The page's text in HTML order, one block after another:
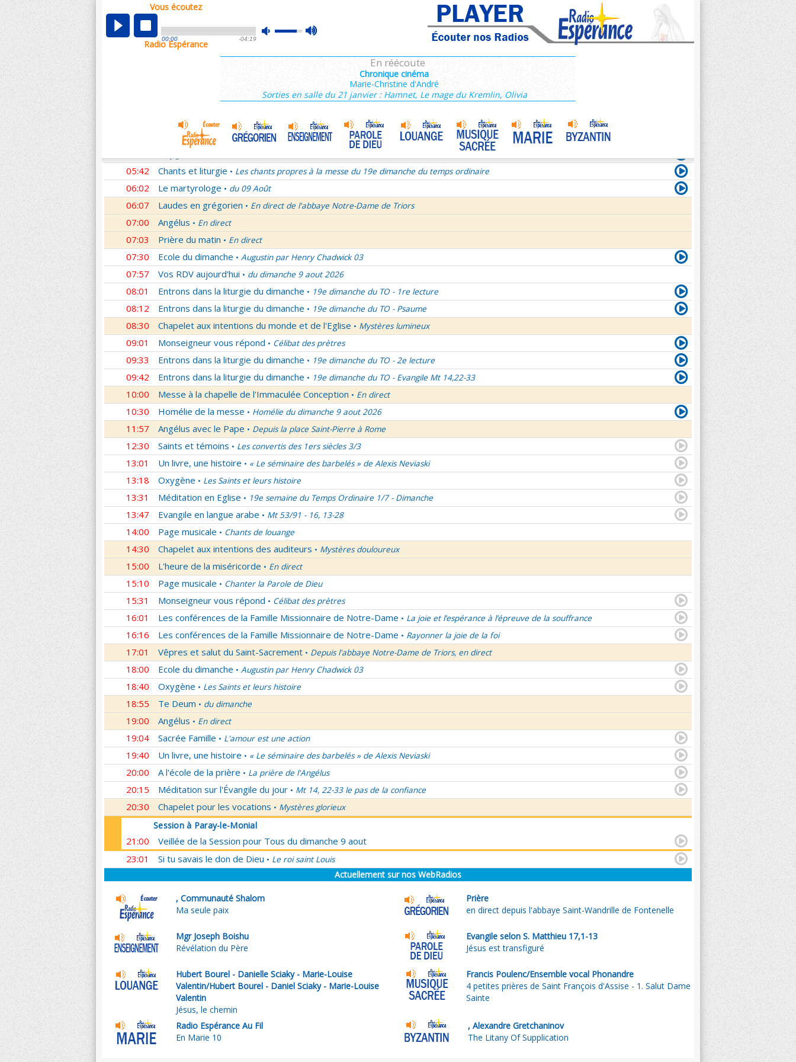
Vous écoutez
mute
max
00:00 -04:19
Radio Espérance
En réécoute
Chronique cinéma
Marie-Christine d'André
Sorties en salle du 21 janvier : Hamnet, Le mage du Kremlin, Olivia
00:07
01:00 Ecole du dimanche • Augustin par Henry Chadwick 03
01:30 Audience du Pape
19e semaine du Temps Ordinaire 1/7 - Dimanche
Les conférences de la Famille Missionnaire de Notre-Dame • Témoin de la joie au travail
Nouveau Testament • Lettre aux Galates et lettre aux Philippiens
Si tu savais le don de Dieu La volonté de Dieu et moi et moi et moi ! 2/2
Monseigneur vous répond • Célibat des prètres
05:42 Chants et liturgie • Les chants propres à la messe du 19e dimanche du temps ordinaire
06:02 Le martyrologe • du 09 Août
06:07 Laudes en grégorien • En direct de l'abbaye Notre-Dame de Triors
07:00 Angélus • En direct
07:03 Prière du matin • En direct
07:30 Ecole du dimanche • Augustin par Henry Chadwick 03
07:57 Vos RDV aujourd'hui • du dimanche 9 aout 2026
08:01 Entrons dans la liturgie du dimanche • 19e dimanche du TO - 1re lecture
08:12 Entrons dans la liturgie du dimanche • 19e dimanche du TO - Psaume
08:30 Chapelet aux intentions du monde et de l'Eglise • Mystères lumineux
09:01 Monseigneur vous répond • Célibat des prètres
09:33 Entrons dans la liturgie du dimanche • 19e dimanche du TO - 2e lecture
09:42 Entrons dans la liturgie du dimanche • 19e dimanche du TO - Evangile Mt 14,22-33
10:00 Messe à la chapelle de l'Immaculée Conception • En direct
10:30 Homélie de la messe • Homélie du dimanche 9 aout 2026
11:57 Angélus avec le Pape • Depuis la place Saint-Pierre à Rome
12:30 Saints et témoins • Les convertis des 1ers siècles 3/3
13:01 Un livre, une histoire • « Le séminaire des barbelés » de Alexis Neviaski
13:18 Oxygène • Les Saints et leurs histoire
13:31 Méditation en Eglise • 19e semaine du Temps Ordinaire 1/7 - Dimanche
13:47 Evangile en langue arabe • Mt 53/91 - 16, 13-28
14:00 Page musicale • Chants de louange
14:30 Chapelet aux intentions des auditeurs • Mystères douloureux
15:00 L'heure de la miséricorde • En direct
15:10 Page musicale • Chanter la Parole de Dieu
15:31 Monseigneur vous répond • Célibat des prètres
16:01 Les conférences de la Famille Missionnaire de Notre-Dame • La joie et l’espérance à l’épreuve de la souffrance
16:16 Les conférences de la Famille Missionnaire de Notre-Dame • Rayonner la joie de la foi
17:01 Vêpres et salut du Saint-Sacrement • Depuis l'abbaye Notre-Dame de Triors, en direct
18:00 Ecole du dimanche • Augustin par Henry Chadwick 03
18:40 Oxygène • Les Saints et leurs histoire
18:55 Te Deum • du dimanche
19:00 Angélus • En direct
19:04 Sacrée Famille • L'amour est une action
19:40 Un livre, une histoire • « Le séminaire des barbelés » de Alexis Neviaski
20:00 A l'école de la prière • La prière de l'Angélus
20:15 Méditation sur l'Évangile du jour • Mt 14, 22-33 le pas de la confiance
20:30 Chapelet pour les vocations • Mystères glorieux
Session à Paray-le-Monial
21:00
Veillée de la Session pour Tous du dimanche 9 aout
23:01
Si tu savais le don de Dieu • Le roi saint Louis
Actuellement sur nos WebRadios
, Communauté Shalom
Ma seule paix
Prière
en direct depuis l'abbaye Saint-Wandrille de Fontenelle
Mgr Joseph Boishu
Révélation du Père
Evangile selon S. Matthieu 17,1-13
Jésus est transfiguré
Hubert Bourel - Danielle Sciaky - Marie-Louise
Valentin/Hubert Bourel - Daniel Sciaky - Marie-Louise
Valentin
Jésus, le chemin
Francis Poulenc/Ensemble vocal Phonandre
4 petites prières de Saint François d'Assise - 1. Salut Dame
Sainte
Radio Espérance Au Fil
En Marie 10
, Alexandre Gretchaninov
The Litany Of Supplication